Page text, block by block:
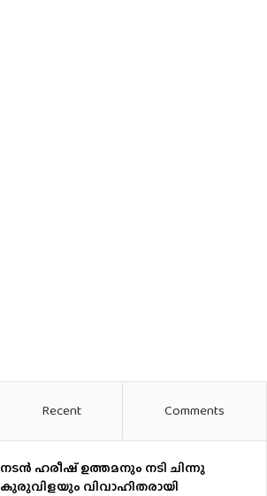
Recent Comments
നടന്‍ ഹരീഷ് ഉത്തമനും നടി ചിന്നു
കുരുവിളയും വിവാഹിതരായി